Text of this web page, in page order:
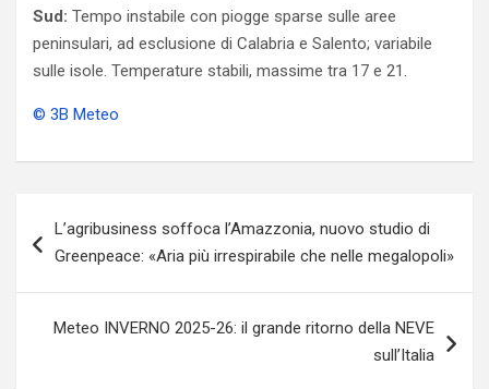
Sud: Tempo instabile con piogge sparse sulle aree
peninsulari, ad esclusione di Calabria e Salento; variabile
sulle isole. Temperature stabili, massime tra 17 e 21.
© 3B Meteo
articoli
L’agribusiness soffoca l’Amazzonia, nuovo studio di
Greenpeace: «Aria più irrespirabile che nelle megalopoli»
Meteo INVERNO 2025-26: il grande ritorno della NEVE
sull’Italia